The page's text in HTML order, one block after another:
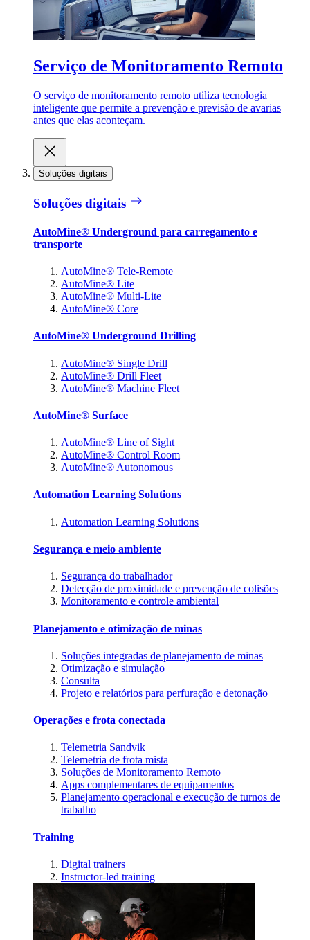
Serviço de Monitoramento Remoto
O serviço de monitoramento remoto utiliza tecnologia
inteligente que permite a prevenção e previsão de avarias
antes que elas aconteçam.
Soluções digitais
Soluções digitais
AutoMine® Underground para carregamento e
transporte
AutoMine® Tele-Remote
AutoMine® Lite
AutoMine® Multi-Lite
AutoMine® Core
AutoMine® Underground Drilling
AutoMine® Single Drill
AutoMine® Drill Fleet
AutoMine® Machine Fleet
AutoMine® Surface
AutoMine® Line of Sight
AutoMine® Control Room
AutoMine® Autonomous
Automation Learning Solutions
Automation Learning Solutions
Segurança e meio ambiente
Segurança do trabalhador
Detecção de proximidade e prevenção de colisões
Monitoramento e controle ambiental
Planejamento e otimização de minas
Soluções integradas de planejamento de minas
Otimização e simulação
Consulta
Projeto e relatórios para perfuração e detonação
Operações e frota conectada
Telemetria Sandvik
Telemetria de frota mista
Soluções de Monitoramento Remoto
Apps complementares de equipamentos
Planejamento operacional e execução de turnos de
trabalho
Training
Digital trainers
Instructor-led training